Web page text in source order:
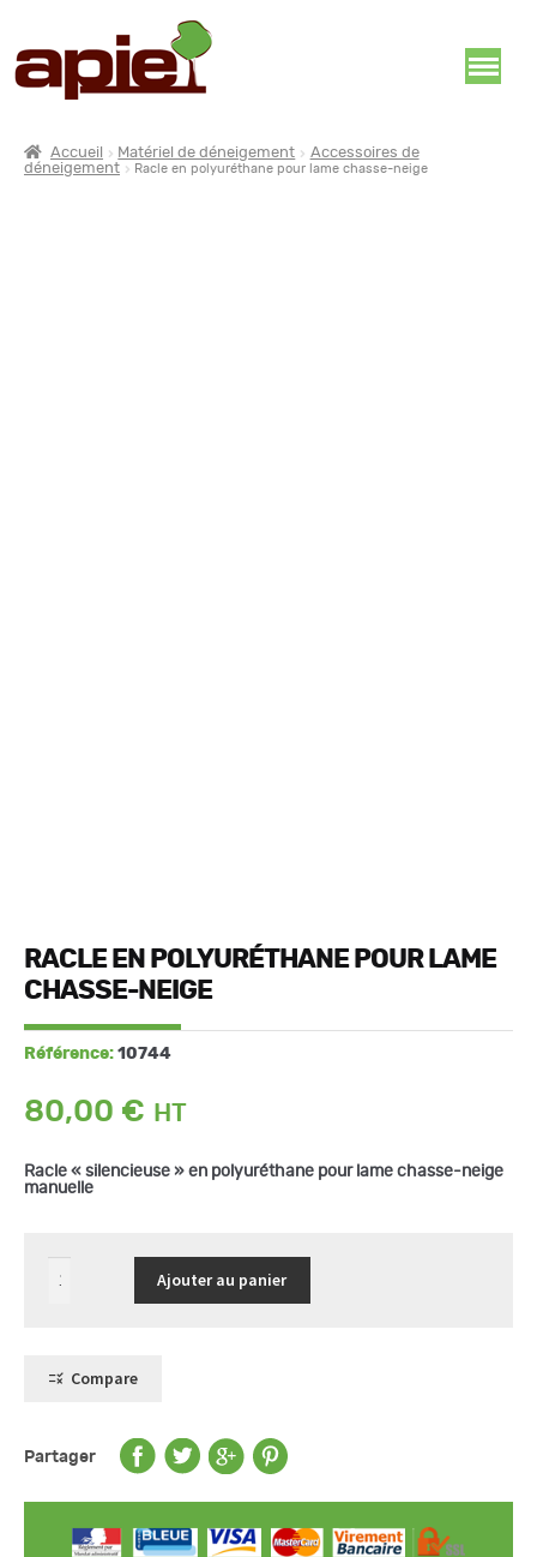
Accueil Matériel de déneigement
Accessoires de
déneigement
Racle en polyuréthane pour lame chasse-neige
RACLE EN POLYURÉTHANE POUR LAME
CHASSE-NEIGE
Référence: 10744
80,00 €
Racle « silencieuse » en polyuréthane pour lame chasse-neige
manuelle
quantité
de
chasse-
Ajouter au panier
Compare
Partager